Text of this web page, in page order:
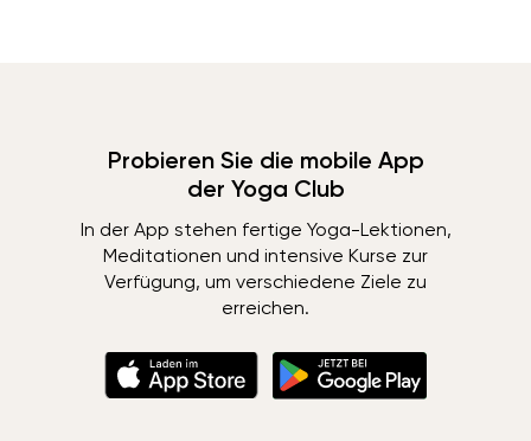
Probieren Sie die mobile App
der Yoga Club
In der App stehen fertige Yoga-Lektionen,
Meditationen und intensive Kurse zur
Verfügung, um verschiedene Ziele zu
erreichen.